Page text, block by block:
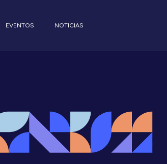
EVENTOS NOTICIAS